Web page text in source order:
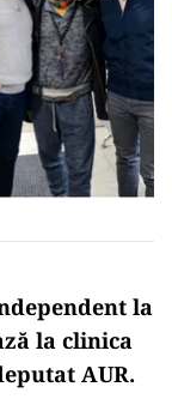
la
la clinica
AUR.